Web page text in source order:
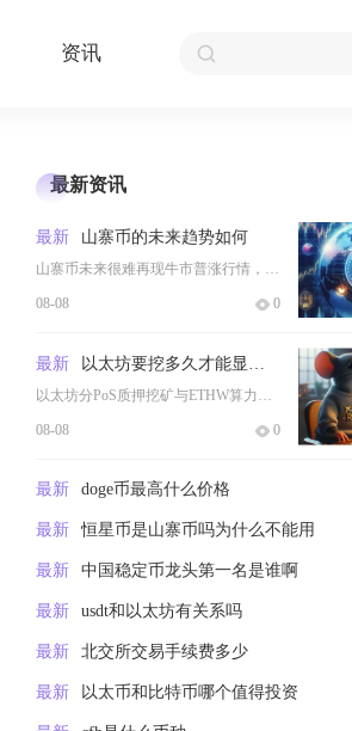
资讯
最新资讯
最新 山寨币的未来趋势如何
山寨币未来很难再现牛市普涨行情，整体将呈现极端两极分化，绝大多数缺乏基本面支撑的中小币种持
08-08 0
最新 以太坊要挖多久才能显示收益
以太坊分PoS质押挖矿与ETHW算力挖矿两类模式，实时页面瞬时收益数据接入延迟5至30分钟
08-08 0
最新 doge币最高什么价格
最新 恒星币是山寨币吗为什么不能用
最新 中国稳定币龙头第一名是谁啊
最新 usdt和以太坊有关系吗
最新 北交所交易手续费多少
最新 以太币和比特币哪个值得投资